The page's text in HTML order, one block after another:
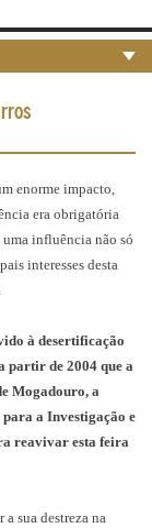
enorme impacto,
era obrigatória
influência não só
interesses desta
à desertificação
partir de 2004 que a
Mogadouro, a
a Investigação e
reavivar esta feira
sua destreza na